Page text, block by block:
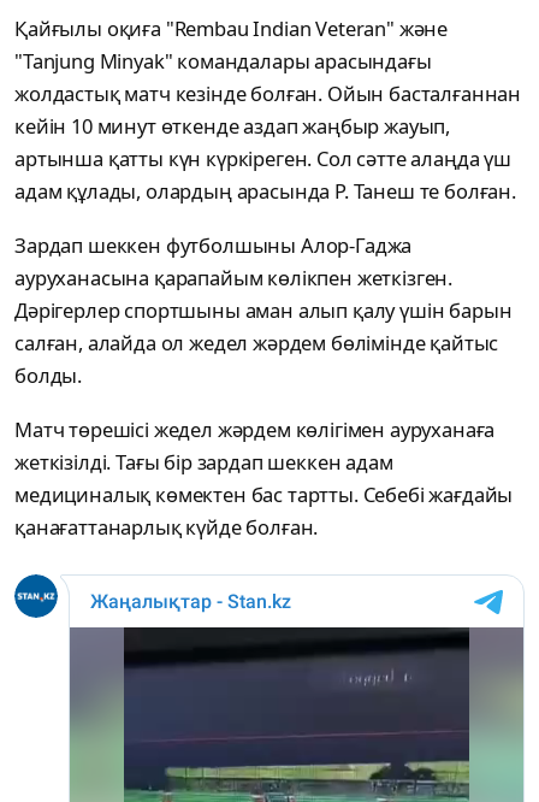
Қайғылы оқиға "Rembau Indian Veteran" және
"Tanjung Minyak" командалары арасындағы
жолдастық матч кезінде болған. Ойын басталғаннан
кейін 10 минут өткенде аздап жаңбыр жауып,
артынша қатты күн күркіреген. Сол сәтте алаңда үш
адам құлады, олардың арасында Р. Танеш те болған.
Зардап шеккен футболшыны Алор-Гаджа
ауруханасына қарапайым көлікпен жеткізген.
Дәрігерлер спортшыны аман алып қалу үшін барын
салған, алайда ол жедел жәрдем бөлімінде қайтыс
болды.
Матч төрешісі жедел жәрдем көлігімен ауруханаға
жеткізілді. Тағы бір зардап шеккен адам
медициналық көмектен бас тартты. Себебі жағдайы
қанағаттанарлық күйде болған.